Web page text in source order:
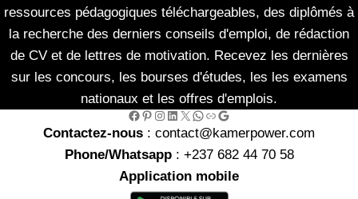
ressources pédagogiques téléchargeables, des diplômés à
la recherche des derniers conseils d'emploi, de rédaction
de CV et de lettres de motivation. Recevez les dernières
sur les concours, les bourses d'études, les les examens
nationaux et les offres d'emplois.
Facebook Pinterest Instagram LinkedIn X WhatsApp Link Google
Contactez-nous : contact@kamerpower.com
Phone/Whatsapp: +237 682 44 70 58
Application mobile